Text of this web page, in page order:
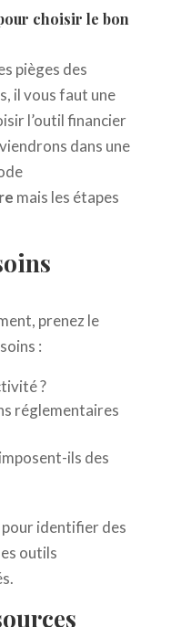
choisir le bon
pièges des
il vous faut une
l’outil financier
dans une
mais les étapes
prenez le
:
?
réglementaires
ils des
identifier des
outils